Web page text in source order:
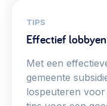
TIPS
Effectief
Met een
gemeente
lospeuteren